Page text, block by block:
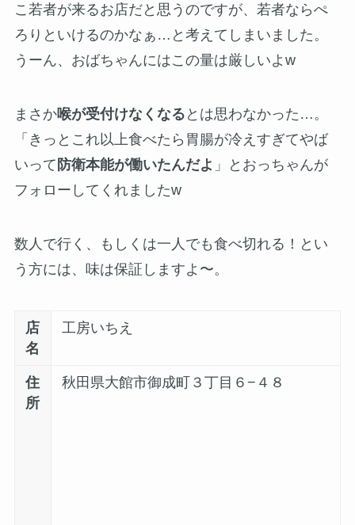
こ若者が来るお店だと思うのですが、若者ならぺ
ろりといけるのかなぁ…と考えてしまいました。
うーん、おばちゃんにはこの量は厳しいよw
まさか喉が受付けなくなる とは思わなかった…。
「きっとこれ以上食べたら胃腸が冷えすぎてやば
いって 防衛本能が働いたんだよ 」とおっちゃんが
フォローしてくれましたw
数人で行く、もしくは一人でも食べ切れる！とい
う方には、味は保証しますよ〜。
店
名
工房いちえ
住
所
秋田県大館市御成町３丁目６−４８